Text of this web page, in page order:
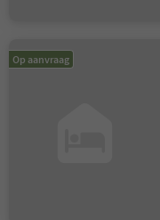
Op aanvraag